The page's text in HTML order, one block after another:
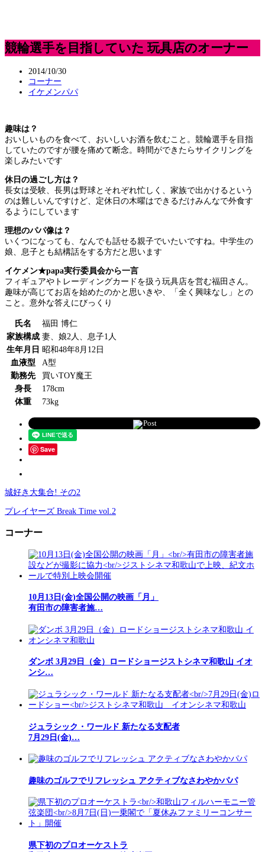
競輪選手を目指していた 玩具店のオーナー
2014/10/30
コーナー
イケメンパパ
趣味は？
おいしいものを食べて、おいしいお酒を飲むこと。競輪選手を目指
していたのですが腰を痛めて断念。時間ができたらサイクリングを
楽しみたいです
休日の過ごし方は？
長女は受験、長男は野球とそれぞれ忙しく、家族で出かけるという
のは難しいんですけど、定休日の木曜はできるだけみんなで外食す
るようにしています
理想のパパ像は？
いくつになっても、なんでも話せる親子でいたいですね。中学生の
娘、息子とも結構話をする方だと思います
イケメン★papa実行委員会から一言
フィギュアやトレーディングカードを扱う玩具店を営む福田さん。
趣味が高じてお店を始めたのかと思いきや、「全く興味なし」との
こと。意外な答えにびっくり
氏名
福田 博仁
家族構成 妻、娘2人、息子1人
生年月日 昭和48年8月12日
血液型
A型
勤務先
買いTOY魔王
身長
178cm
体重
73kg
Post
Save
城好き大集合! その2
プレイヤーズ Break Time vol.2
コーナー
10月13日(金)全国公開の映画「月」
有田市の障害者施…
ダンボ 3月29日（金）ロードショージストシネマ和歌山 イオ
ンシ…
ジュラシック・ワールド 新たなる支配者
7月29日(金)…
趣味のゴルフでリフレッシュ アクティブなさわやかパパ
県下初のプロオーケストラ